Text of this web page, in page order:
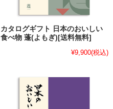
カタログギフト 日本のおいしい
食べ物 蓬(よもぎ)[送料無料]
¥9,900(税込)